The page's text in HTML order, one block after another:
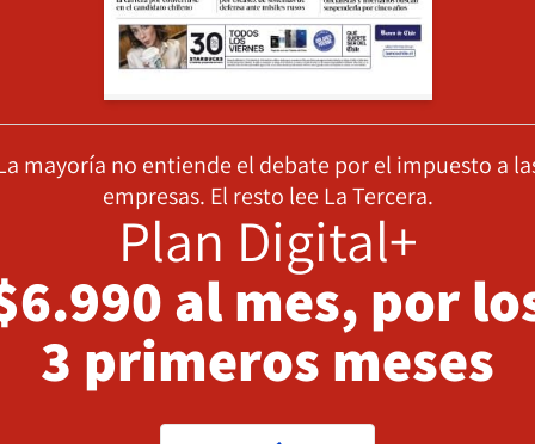
mayoría no entiende el debate por el impuesto a
empresas. El resto lee La Tercera.
Plan Digital+
al mes, por
3 primeros meses